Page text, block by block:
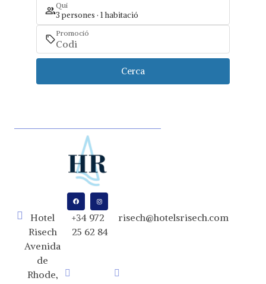
Qui
3 persones · 1 habitació
Promoció
Cerca
Hotel
Risech
Avenida
de
Rhode,
+34 972
25 62 84
risech@hotelsrisech.com